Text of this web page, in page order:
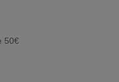
50€